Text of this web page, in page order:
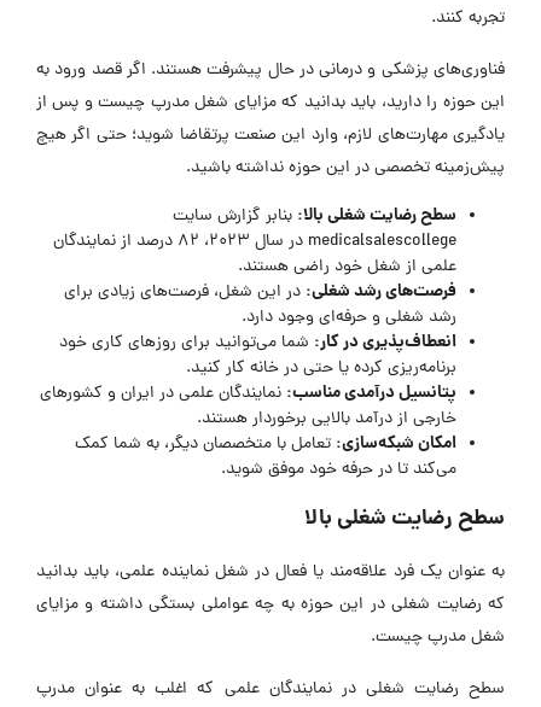
تجربه کنند.
فناوری‌های پزشکی و درمانی در حال پیشرفت هستند. اگر قصد ورود به
این حوزه را دارید، باید بدانید که مزایای شغل مدرپ چیست و پس از
یادگیری مهارت‌های لازم، وارد این صنعت پرتقاضا شوید؛ حتی اگر هیچ
پیش‌زمینه تخصصی در این حوزه نداشته باشید.
سطح رضایت شغلی بالا: بنابر گزارش سایت
medicalsalescollege در سال 2023، 82 درصد از نمایندگان
علمی از شغل خود راضی هستند.
فرصت‌های رشد شغلی: در این شغل، فرصت‌های زیادی برای
رشد شغلی و حرفه‌ای وجود دارد.
انعطاف‌پذیری در کار: شما می‌توانید برای روز‌های کاری خود
برنامه‌ریزی کرده یا حتی در خانه کار کنید.
پتانسیل درآمدی مناسب: نمایندگان علمی در ایران و کشور‌های
خارجی از درآمد بالایی برخوردار هستند.
امکان شبکه‌سازی: تعامل با متخصصان دیگر، به شما کمک
می‌کند تا در حرفه خود موفق شوید.
سطح رضایت شغلی بالا
به عنوان یک فرد علاقه‌مند یا فعال در شغل نماینده علمی، باید بدانید
که رضایت شغلی در این حوزه به چه عواملی بستگی داشته و مزایای
شغل مدرپ چیست.
سطح رضایت شغلی در نمایندگان علمی که اغلب به عنوان مدرپ